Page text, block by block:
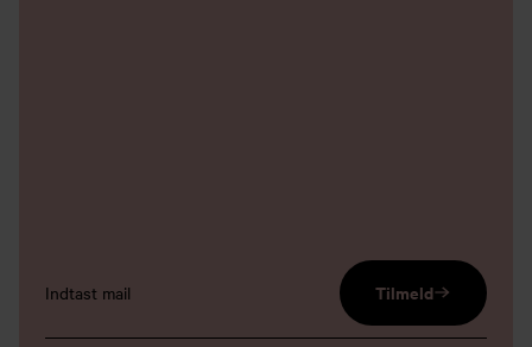
email input Tilmeld